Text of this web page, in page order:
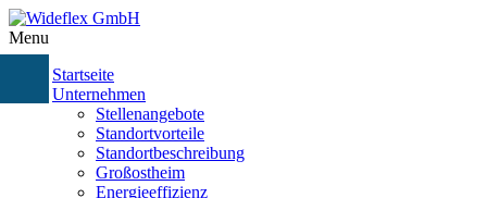
Menu
Startseite
Unternehmen
Stellenangebote
Standortvorteile
Standortbeschreibung
Großostheim
Energieeffizienz